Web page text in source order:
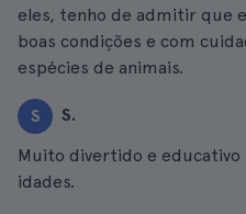
eles, tenho de admitir que
boas condições e com
espécies de animais.
S S.
Muito divertido e educativo
idades.